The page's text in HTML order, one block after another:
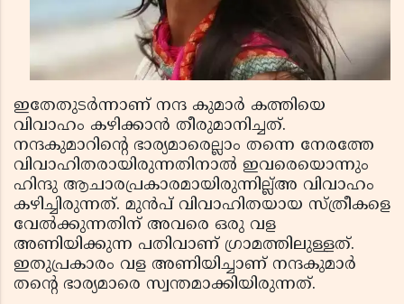
ഇതേതുടര്‍ന്നാണ് നന്ദ കുമാര്‍ കത്തിയെ
വിവാഹം കഴിക്കാന്‍ തീരുമാനിച്ചത്.
നന്ദകുമാറിന്റെ ഭാര്യമാരെല്ലാം തന്നെ നേരത്തേ
വിവാഹിതരായിരുന്നതിനാല്‍ ഇവരെയൊന്നും
ഹിന്ദു ആചാരപ്രകാരമായിരുന്നില്ല്അ വിവാഹം
കഴിച്ചിരുന്നത്. മുന്‍പ് വിവാഹിതയായ സ്ത്രീകളെ
വേല്‍ക്കുന്നതിന് അവരെ ഒരു വള
അണിയിക്കുന്ന പതിവാണ് ഗ്രാമത്തിലുള്ളത്.
ഇതുപ്രകാരം വള അണിയിച്ചാണ് നന്ദകുമാര്‍
തന്റെ ഭാര്യമാരെ സ്വന്തമാക്കിയിരുന്നത്.